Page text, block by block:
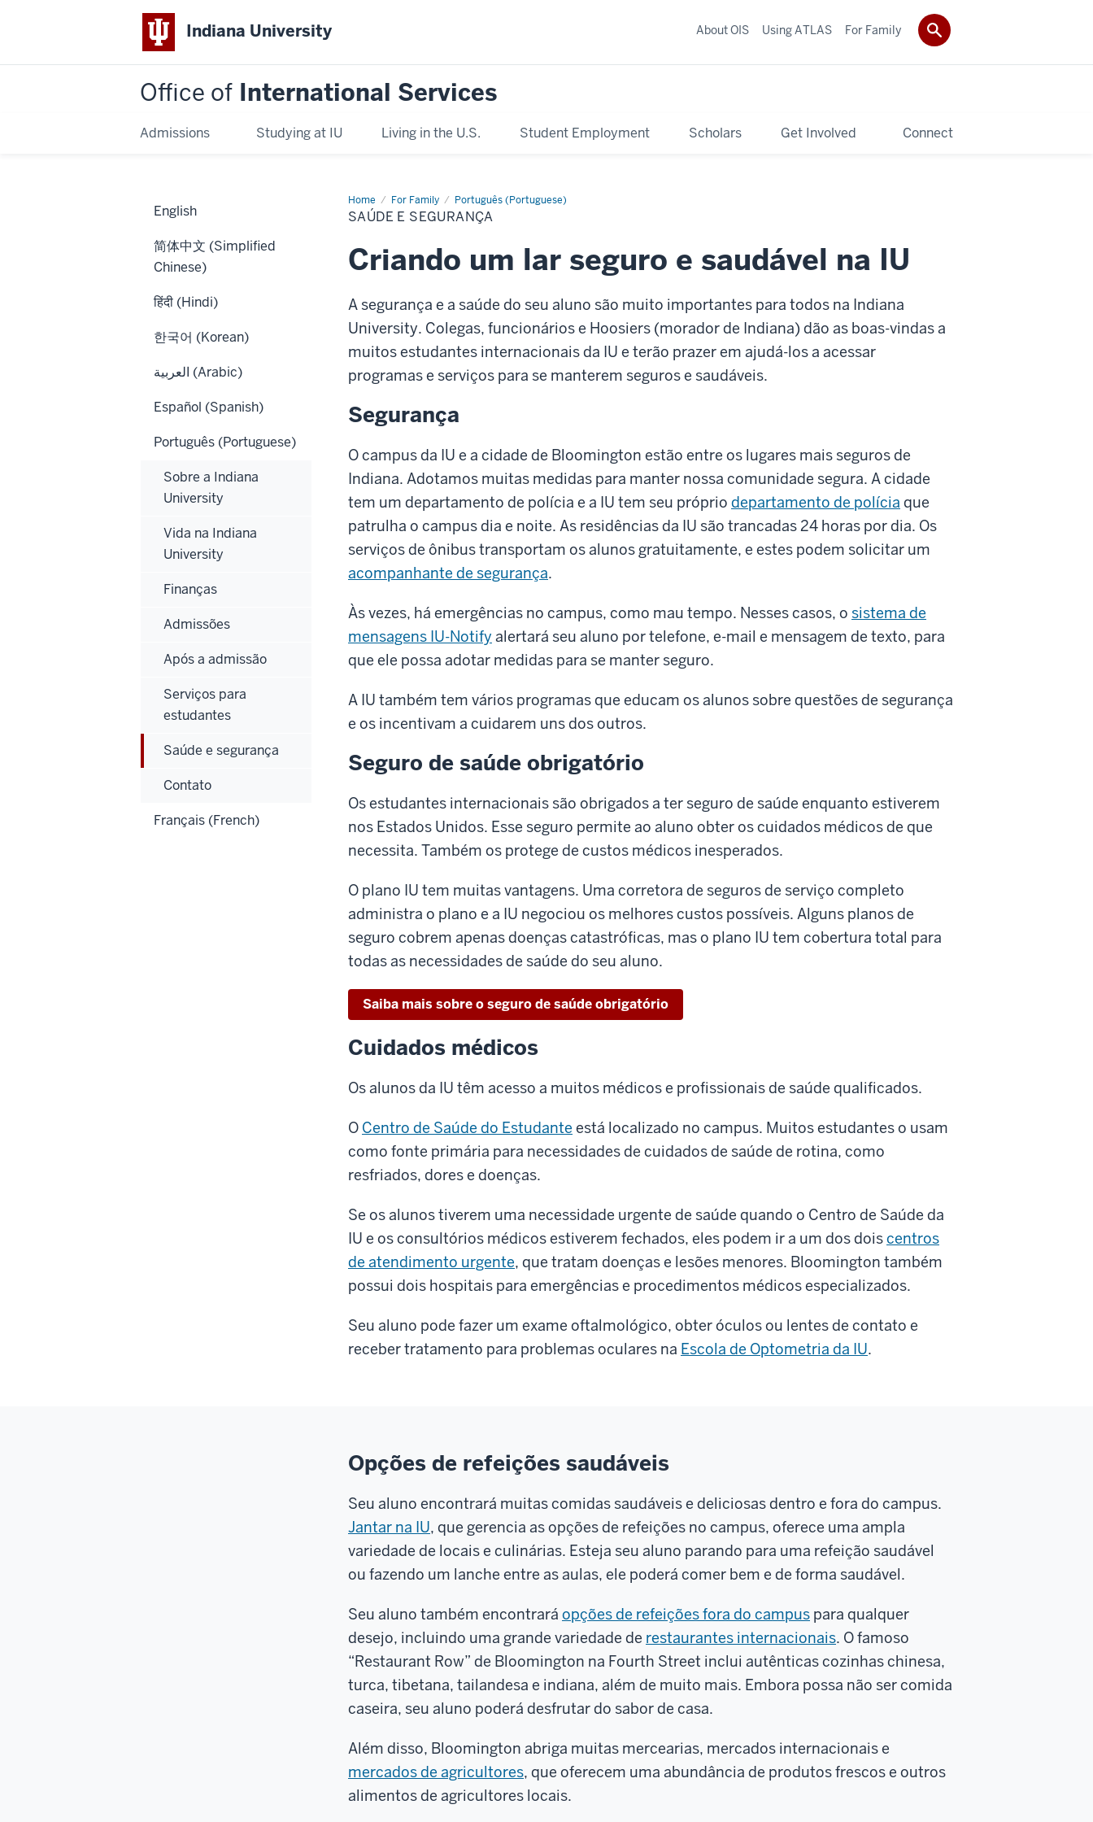
Indiana University
Office of International Services
Admissions Studying at IU Living in the U.S. Student Employment Scholars Get Involved Connect
About OIS Using ATLAS For Family
Home For Family Português (Portuguese)
Saúde
e
segurança
SAÚDE E SEGURANÇA
Criando um lar seguro e saudável na IU
A segurança e a saúde do seu aluno são muito importantes para todos na Indiana
University. Colegas, funcionários e Hoosiers (morador de Indiana) dão as boas-vindas a
muitos estudantes internacionais da IU e terão prazer em ajudá-los a acessar
programas e serviços para se manterem seguros e saudáveis.
Segurança
O campus da IU e a cidade de Bloomington estão entre os lugares mais seguros de
Indiana. Adotamos muitas medidas para manter nossa comunidade segura. A cidade
tem um departamento de polícia e a IU tem seu próprio departamento de polícia que
patrulha o campus dia e noite. As residências da IU são trancadas 24 horas por dia. Os
serviços de ônibus transportam os alunos gratuitamente, e estes podem solicitar um
acompanhante de segurança.
Às vezes, há emergências no campus, como mau tempo. Nesses casos, o sistema de
mensagens IU-Notify alertará seu aluno por telefone, e-mail e mensagem de texto, para
que ele possa adotar medidas para se manter seguro.
A IU também tem vários programas que educam os alunos sobre questões de segurança
e os incentivam a cuidarem uns dos outros.
Seguro de saúde obrigatório
Os estudantes internacionais são obrigados a ter seguro de saúde enquanto estiverem
nos Estados Unidos. Esse seguro permite ao aluno obter os cuidados médicos de que
necessita. Também os protege de custos médicos inesperados.
O plano IU tem muitas vantagens. Uma corretora de seguros de serviço completo
administra o plano e a IU negociou os melhores custos possíveis. Alguns planos de
seguro cobrem apenas doenças catastróficas, mas o plano IU tem cobertura total para
todas as necessidades de saúde do seu aluno.
Saiba mais sobre o seguro de saúde obrigatório
Cuidados médicos
Os alunos da IU têm acesso a muitos médicos e profissionais de saúde qualificados.
O Centro de Saúde do Estudante está localizado no campus. Muitos estudantes o usam
como fonte primária para necessidades de cuidados de saúde de rotina, como
resfriados, dores e doenças.
Se os alunos tiverem uma necessidade urgente de saúde quando o Centro de Saúde da
IU e os consultórios médicos estiverem fechados, eles podem ir a um dos doiscentros
de atendimento urgente, que tratam doenças e lesões menores. Bloomington também
possui dois hospitais para emergências e procedimentos médicos especializados.
Seu aluno pode fazer um exame oftalmológico, obter óculos ou lentes de contato e
receber tratamento para problemas oculares na Escola de Optometria da IU.
Opções de refeições saudáveis
Seu aluno encontrará muitas comidas saudáveis e deliciosas dentro e fora do campus.
Jantar na IU, que gerencia as opções de refeições no campus, oferece uma ampla
variedade de locais e culinárias. Esteja seu aluno parando para uma refeição saudável
ou fazendo um lanche entre as aulas, ele poderá comer bem e de forma saudável.
Seu aluno também encontrará opções de refeições fora do campus para qualquer
desejo, incluindo uma grande variedade de restaurantes internacionais. O famoso
“Restaurant Row” de Bloomington na Fourth Street inclui autênticas cozinhas chinesa,
turca, tibetana, tailandesa e indiana, além de muito mais. Embora possa não ser comida
caseira, seu aluno poderá desfrutar do sabor de casa.
Além disso, Bloomington abriga muitas mercearias, mercados internacionais e
mercados de agricultores, que oferecem uma abundância de produtos frescos e outros
alimentos de agricultores locais.
English
简体中文 (Simplified
Chinese)
हिंदी (Hindi)
한국어 (Korean)
العربية (Arabic)
Español (Spanish)
Português (Portuguese)
Sobre a Indiana
University
Vida na Indiana
University
Finanças
Admissões
Após a admissão
Serviços para
estudantes
Saúde e segurança
Contato
Français (French)